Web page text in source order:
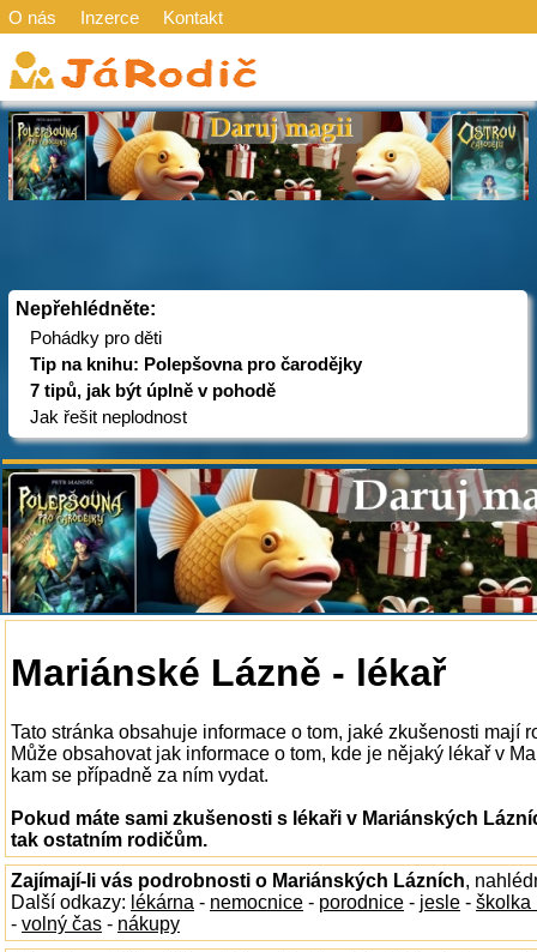
O nás Inzerce Kontakt
Nepřehlédněte:
Pohádky pro děti
Tip na knihu: Polepšovna pro čarodějky
7 tipů, jak být úplně v pohodě
Jak řešit neplodnost
Mariánské Lázně - lékař
Tato stránka obsahuje informace o tom, jaké zkušenosti mají
Může obsahovat jak informace o tom, kde je nějaký lékař v
kam se případně za ním vydat.
Pokud máte sami zkušenosti s lékaři v Mariánských
tak ostatním rodičům.
Zajímají-li vás podrobnosti o Mariánských Lázních,
Další odkazy: lékárna - nemocnice - porodnice - jesle - školka
- volný čas - nákupy